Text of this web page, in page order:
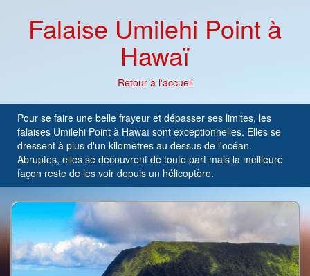
Falaise Umilehi Point à
Hawaï
Retour à l'accueil
Pour se faire une belle frayeur et dépasser ses limites, les
falaises Umilehi Point à Hawaï sont exceptionnelles. Elles se
dressent à plus d'un kilomètres au dessus de l'océan.
Abruptes, elles se découvrent de toute part mais la meilleure
façon reste de les voir depuis un hélicoptère.